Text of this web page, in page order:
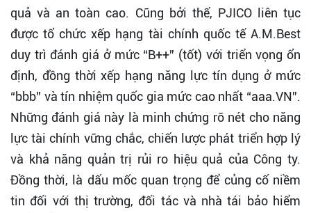
quả và an toàn cao. Cũng bởi thế, PJICO liên tục
được tổ chức xếp hạng tài chính quốc tế A.M.Best
duy trì đánh giá ở mức “B++” (tốt) với triển vọng ổn
định, đồng thời xếp hạng năng lực tín dụng ở mức
“bbb” và tín nhiệm quốc gia mức cao nhất “aaa.VN”.
Những đánh giá này là minh chứng rõ nét cho năng
lực tài chính vững chắc, chiến lược phát triển hợp lý
và khả năng quản trị rủi ro hiệu quả của Công ty.
Đồng thời, là dấu mốc quan trọng để củng cố niềm
tin đối với thị trường, đối tác và nhà tái bảo hiểm